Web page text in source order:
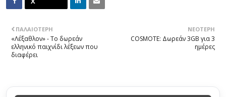
ΝΕΌΤΕΡΗ
COSMOTE: Δωρεάν 3GB για 3
ημέρες
ΠΑΛΑΙΌΤΕΡΗ
«Λέξαθλον» - Το δωρεάν
ελληνικό παιχνίδι λέξεων που
διαφέρει